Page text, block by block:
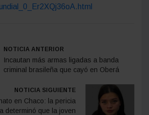
NOTICIA ANTERIOR
Incautan más armas ligadas a banda
criminal brasileña que cayó en Oberá
NOTICIA SIGUIENTE
en Chaco: la pericia
determinó que la joven